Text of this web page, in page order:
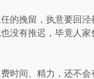
的挽留，执意要回
没有推迟，毕竟人
时间、精力，还不会